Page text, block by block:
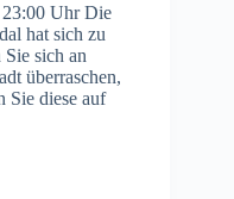
Uhr Die
hat sich zu
sich an
überraschen,
Sie diese auf